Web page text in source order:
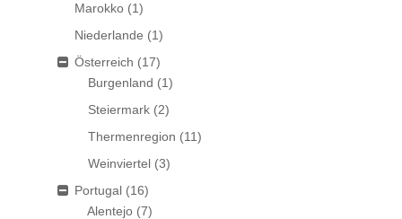
Marokko (1)
Niederlande (1)
Österreich (17)
Burgenland (1)
Steiermark (2)
Thermenregion (11)
Weinviertel (3)
Portugal (16)
Alentejo (7)